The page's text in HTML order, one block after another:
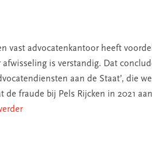
vast advocatenkantoor heeft
afwisseling is verstandig. Dat
aan de Staat’, die
de fraude bij Pels Rijcken in 2021